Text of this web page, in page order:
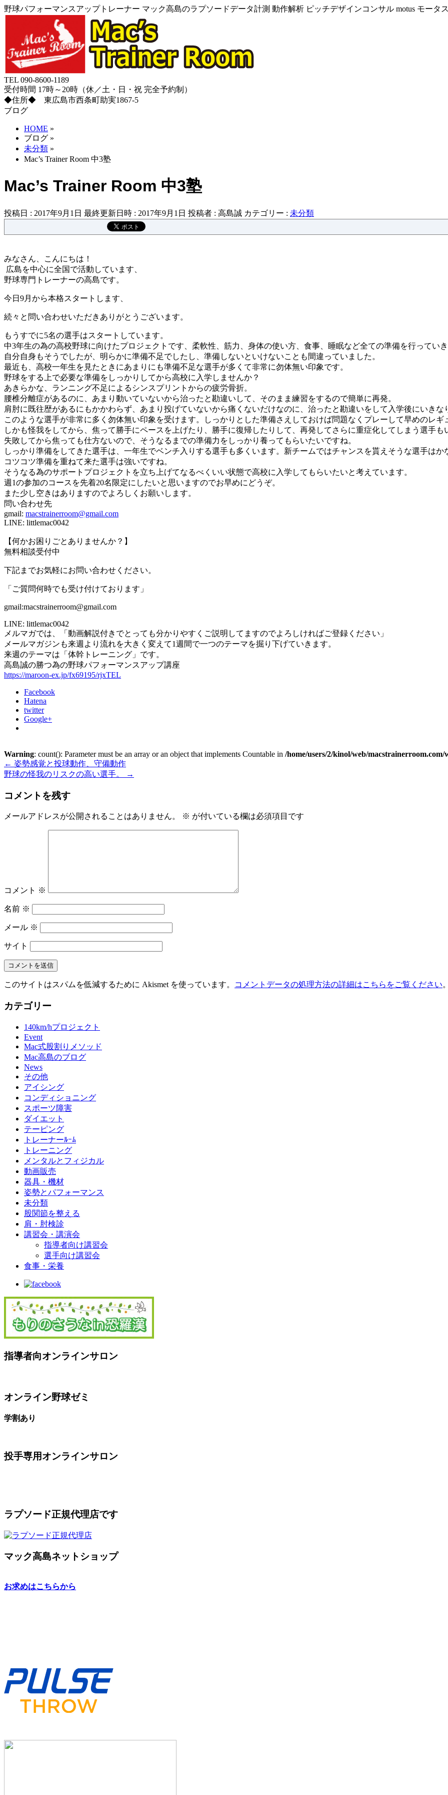
野球パフォーマンスアップトレーナー マック高島のラプソードデータ計測 動作解析 ピッチデザインコンサル motus モー
TEL 090-8600-1189
受付時間 17時～20時（休／土・日・祝 完全予約制）
◆住所◆ 東広島市西条町助実1867-5
ブログ
HOME »
ブログ »
未分類 »
Mac’s Trainer Room 中3塾
Mac’s Trainer Room 中3塾
投稿日 : 2017年9月1日 最終更新日時 : 2017年9月1日 投稿者 : 高島誠 カテゴリー : 未分類
みなさん、こんにちは！
広島を中心に全国で活動しています、
野球専門トレーナーの高島です。
今日9月から本格スタートします、
続々と問い合わせいただきありがとうございます。
もうすでに5名の選手はスタートしています。
中3年生の為の高校野球に向けたプロジェクトです、柔軟性、筋力、身体の使い方、食事、睡眠など全ての準備を行っていき
自分自身もそうでしたが、明らかに準備不足でしたし、準備しないといけないことも間違っていました。
最近も、高校一年生を見たときにあまりにも準備不足な選手が多くて非常に勿体無い印象です。
野球をする上で必要な準備をしっかりしてから高校に入学しませんか？
あきらかな、ランニング不足によるシンスプリントからの疲労骨折。
腰椎分離症があるのに、あまり動いていないから治ったと勘違いして、そのまま練習をするので簡単に再発。
肩肘に既往歴があるにもかかわらず、あまり投げていないから痛くないだけなのに、治ったと勘違いをして入学後にいきな
このような選手が非常に多く勿体無い印象を受けます。しっかりとした準備さえしておけば問題なくプレーして早めのレギ
しかも怪我をしてから、焦って勝手にペースを上げたり、勝手に復帰したりして、再発してさらに重症化してしまう選手も
失敗してから焦っても仕方ないので、そうなるまでの準備力をしっかり養ってもらいたいですね。
しっかり準備をしてきた選手は、一年生でベンチ入りする選手も多くいます。新チームではチャンスを貰えそうな選手はか
コツコツ準備を重ねて来た選手は強いですね。
そうなる為のサポートプロジェクトを立ち上げてなるべくいい状態で高校に入学してもらいたいと考えています。
週1の参加のコースを先着20名限定にしたいと思いますのでお早めにどうぞ。
また少し空きはありますのでよろしくお願いします。
問い合わせ先
gmail: macstrainerroom@gmail.com
LINE: littlemac0042
【何かお困りごとありませんか？】
無料相談受付中
下記までお気軽にお問い合わせください。
「ご質問何時でも受け付けております」
gmail:macstrainerroom@gmail.com
LINE: littlemac0042
メルマガでは、「動画解説付きでとっても分かりやすくご説明してますのでよろしければご登録ください」
メールマガジンも来週より流れを大きく変えて1週間で一つのテーマを掘り下げていきます。
来週のテーマは「体幹トレーニング」です。
高島誠の勝つ為の野球パフォーマンスアップ講座
https://maroon-ex.jp/fx69195/rjxTEL
Facebook
Hatena
twitter
Google+
Warning: count(): Parameter must be an array or an object that implements Countable in /home/users/2/kinol/web/
← 姿勢感覚と投球動作、守備動作
野球の怪我のリスクの高い選手。
→
コメントを残す
メールアドレスが公開されることはありません。 ※ が付いている欄は必須項目です
コメント ※
名前 ※
メール ※
サイト
このサイトはスパムを低減するために Akismet を使っています。 コメントデータの処理方法の詳細はこちらをご覧ください。
カテゴリー
140km/hプロジェクト
Event
Mac式股割りメソッド
Mac高島のブログ
News
その他
アイシング
コンディショニング
スポーツ障害
ダイエット
テーピング
トレーナーﾙｰﾑ
トレーニング
メンタルとフィジカル
動画販売
器具・機材
姿勢とパフォーマンス
未分類
股関節を整える
肩・肘検診
講習会・講演会
指導者向け講習会
選手向け講習会
食事・栄養
指導者向オンラインサロン
オンライン野球ゼミ
学割あり
投手専用オンラインサロン
ラプソード正規代理店です
マック高島ネットショップ
お求めはこちらから